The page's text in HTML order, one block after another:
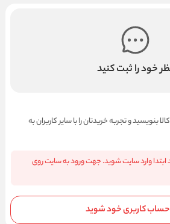
خود را ثبت کنید
بنویسید و تجربه خریدتان را با سایر کاربران به
ابتدا وارد سایت شوید. جهت ورود به سایت روی
حساب کاربری خود شوید